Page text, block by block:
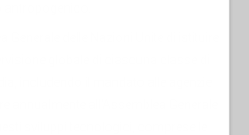
delle Nazioni Unite di istituire
globale di ciascuna classe di
includendo il mandato alle agenzie
annualmente all'Assemblea Generale
sviluppi tecnologici, comprese le